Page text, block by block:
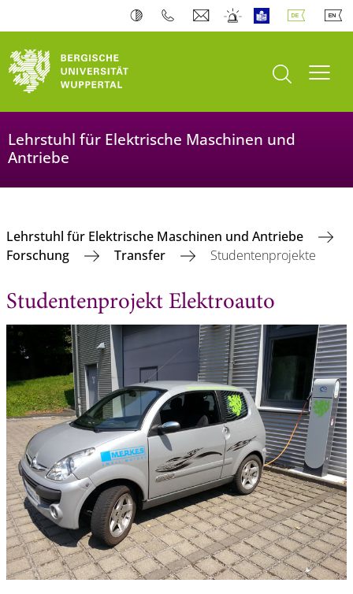
Suche öffnen
Lehrstuhl für Elektrische Maschinen und
Antriebe
Lehrstuhl für Elektrische Maschinen und Antriebe
Forschung
Transfer Studentenprojekte
Studentenprojekt Elektroauto